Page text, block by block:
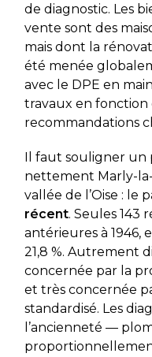
de diagnostic. Les
vente sont des
mais dont la
été menée
avec le DPE en
travaux en fonction
recommandations
Il faut souligner
nettement Marly-la-
vallée de l’Oise : le
récent. Seules 143
antérieures à 1946,
21,8 %. Autrement
concernée par la
et très concernée
standardisé. Les
l’ancienneté —